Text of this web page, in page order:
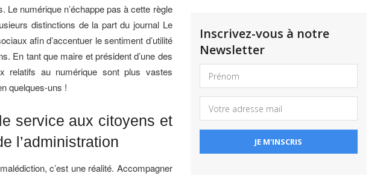
numérique n’échappe pas à cette règle
distinctions de la part du journal Le
afin d’accentuer le sentiment d’utilité
En tant que maire et président d’une des
relatifs au numérique sont plus vastes
quelques-uns !
service aux citoyens et
l’administration
c’est une réalité. Accompagner
Inscrivez-vous à notre
Newsletter